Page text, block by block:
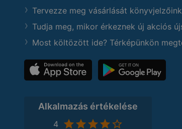
Tervezze meg vásárlását
Tudja meg, mikor érkeznek új akciós
Most költözött ide? Térképünkön
Alkalmazás értékelése
4